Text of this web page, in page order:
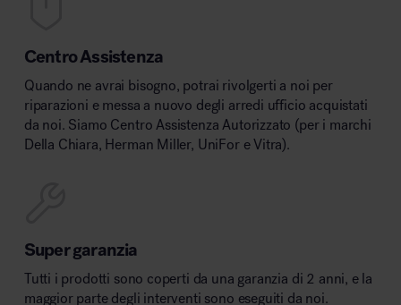
Centro Assistenza
Quando ne avrai bisogno, potrai rivolgerti a noi per
riparazioni e messa a nuovo degli arredi ufficio acquistati
da noi. Siamo Centro Assistenza Autorizzato (per i marchi
Della Chiara, Herman Miller, UniFor e Vitra).
Super garanzia
Tutti i prodotti sono coperti da una garanzia di 2 anni, e la
maggior parte degli interventi sono eseguiti da noi.